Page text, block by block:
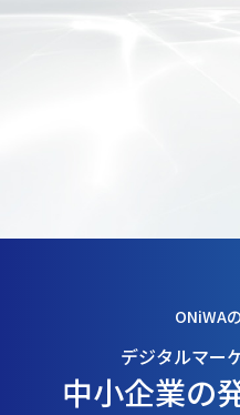
ONiWA
デジタルマー
中小企業の